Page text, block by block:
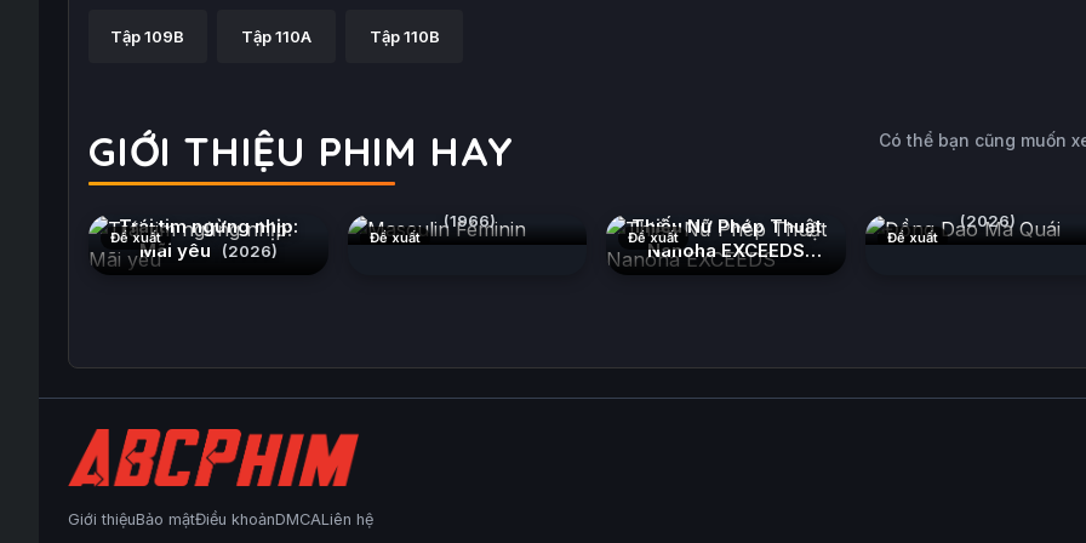
Tập 109B Tập 110A Tập 110B
GIỚI THIỆU PHIM HAY Có thể bạn cũng muốn
Đề xuất
Trái tim ngừng nhịp:
Mãi yêu
(2026)
Đề xuất
(1966)
Đề xuất
Thiếu Nữ Phép Thuật
Nanoha EXCEEDS
(2026)
Đề xuất
(2026)
Giới thiệuBảo mậtĐiều khoảnDMCALiên hệ